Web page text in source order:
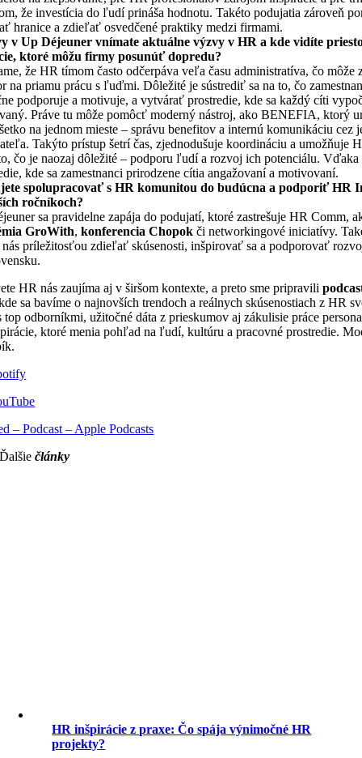
že investícia do ľudí prináša hodnotu. Takéto podujatia zároveň
hranice a zdieľať osvedčené praktiky medzi firmami.
v Up Déjeuner vnímate aktuálne výzvy v HR a kde vidíte
ktoré môžu firmy posunúť dopredu?
že HR tímom často odčerpáva veľa času administratíva, čo môže
na priamu prácu s ľuďmi. Dôležité je sústrediť sa na to, čo
podporuje a motivuje, a vytvárať prostredie, kde sa každý cíti
Práve tu môže pomôcť moderný nástroj, ako BENEFIA, ktorý
na jednom mieste – správu benefitov a internú komunikáciu cez
Takýto prístup šetrí čas, zjednodušuje koordináciu a umožňuje
čo je naozaj dôležité – podporu ľudí a rozvoj ich potenciálu.
kde sa zamestnanci prirodzene cítia angažovaní a motivovaní.
spolupracovať s HR komunitou do budúcna a podporiť HR
ročníkoch?
sa pravidelne zapája do podujatí, ktoré zastrešuje HR Comm,
GroWith,konferencia Chopok či networkingové iniciatívy.
nás príležitosťou zdieľať skúsenosti, inšpirovať sa a podporovať
HR nás zaujíma aj v širšom kontexte, a preto sme pripravili
sa bavíme o najnovších trendoch a reálnych skúsenostiach z HR
top odborníkmi, užitočné dáta z prieskumov aj zákulisie práce
ktoré menia pohľad na ľudí, kultúru a pracovné prostredie.
– Podcast – Apple Podcasts
Ďalšiečlánky
HR inšpirácie z praxe: Čo spája výnimočné HR
projekty?